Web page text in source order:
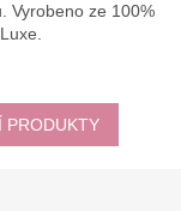
Vyrobeno ze 100%
PRODUKTY